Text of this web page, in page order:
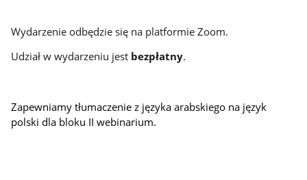
Wydarzenie odbędzie się na platformie Zoom.
Udział w wydarzeniu jest bezpłatny.
Zapewniamy tłumaczenie z języka arabskiego na język
polski dla bloku II webinarium.